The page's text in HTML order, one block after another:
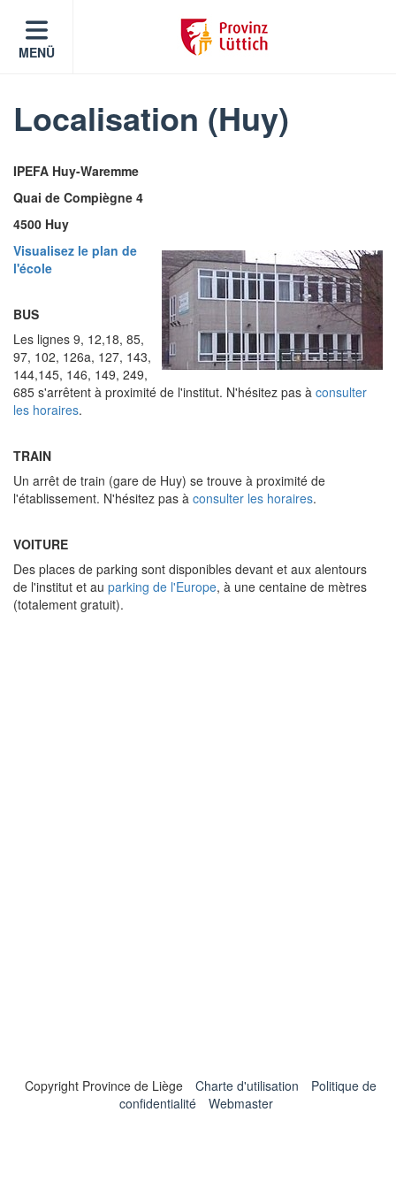
MENÜ
Localisation (Huy)
IPEFA Huy-Waremme
Quai de Compiègne 4
4500 Huy
Visualisez le plan de
l'école
BUS
Les lignes 9, 12,18, 85,
97, 102, 126a, 127, 143,
144,145, 146, 149, 249,
685 s'arrêtent à proximité de l'institut. N'hésitez pas à consulter
les horaires.
TRAIN
Un arrêt de train (gare de Huy) se trouve à proximité de
l'établissement. N'hésitez pas à consulter les horaires.
VOITURE
Des places de parking sont disponibles devant et aux alentours
de l'institut et au parking de l'Europe, à une centaine de mètres
(totalement gratuit).
Copyright Province de Liège Charte d'utilisation
Politique de
confidentialité
Webmaster